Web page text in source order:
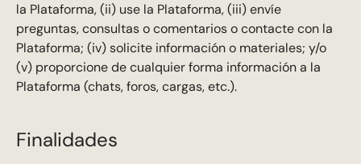
la Plataforma, (ii) use la Plataforma, (iii) envíe
preguntas, consultas o comentarios o contacte con la
Plataforma; (iv) solicite información o materiales; y/o
(v) proporcione de cualquier forma información a la
Plataforma (chats, foros, cargas, etc.).
Finalidades